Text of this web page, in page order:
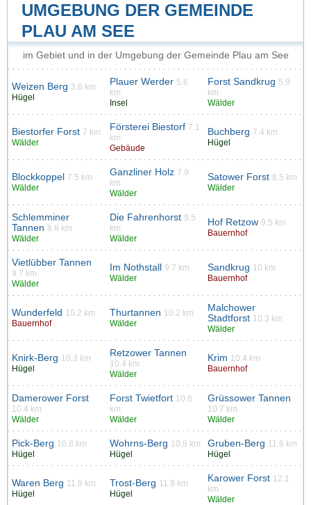
UMGEBUNG DER GEMEINDE
PLAU AM SEE
im Gebiet und in der Umgebung der Gemeinde Plau am See
Weizen Berg 3.6 km
Hügel
Plauer Werder 5.6
km
Insel
Forst Sandkrug 5.9
km
Wälder
Biestorfer Forst 7 km
Wälder
Försterei Biestorf 7.1
km
Gebäude
Buchberg 7.4 km
Hügel
Blockkoppel
7.5 km
Wälder
Ganzliner Holz 7.9
km
Wälder
Satower Forst 8.5 km
Wälder
Schlemminer
Tannen 8.8 km
Wälder
Die Fahrenhorst 9.5
km
Wälder
Hof Retzow 9.5 km
Bauernhof
Vietlübber Tannen
9.7 km
Wälder
Im Nothstall
9.7 km
Wälder
Sandkrug 10 km
Bauernhof
Wunderfeld 10.2 km
Bauernhof
Thurtannen 10.2 km
Wälder
Malchower
Stadtforst 10.3 km
Wälder
Knirk-Berg 10.3 km
Hügel
Retzower Tannen
10.4 km
Wälder
Krim 10.4 km
Bauernhof
Damerower Forst
10.4 km
Wälder
Forst Twietfort 10.6
km
Wälder
Grüssower Tannen
10.7 km
Wälder
Pick-Berg 10.8 km
Hügel
Wohrns-Berg 10.8 km
Hügel
Gruben-Berg 11.6 km
Hügel
Waren Berg 11.9 km
Hügel
Trost-Berg 11.9 km
Hügel
Karower Forst 12.1
km
Wälder